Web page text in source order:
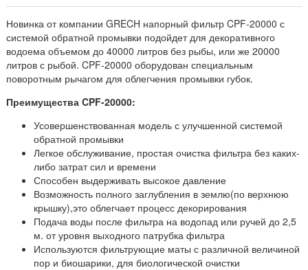
Новинка от компании GRECH напорный фильтр CPF-20000 с
системой обратной промывки подойдет для декоративного
водоема объемом до 40000 литров без рыбы, или же 20000
литров с рыбой. CPF-20000 оборудован специальным
поворотным рычагом для облегчения промывки губок.
Преимущества CPF-20000:
Усовершенствованная модель с улучшенной системой
обратной промывки
Легкое обслуживание, простая очистка фильтра без каких-
либо затрат сил и времени
Способен выдерживать высокое давление
Возможность полного заглубления в землю(по верхнюю
крышку),это облегчает процесс декорирования
Подача воды после фильтра на водопад или ручей до 2,5
м. от уровня выходного патрубка фильтра
Используются фильтрующие маты с различной величиной
пор и биошарики, для биологической очистки